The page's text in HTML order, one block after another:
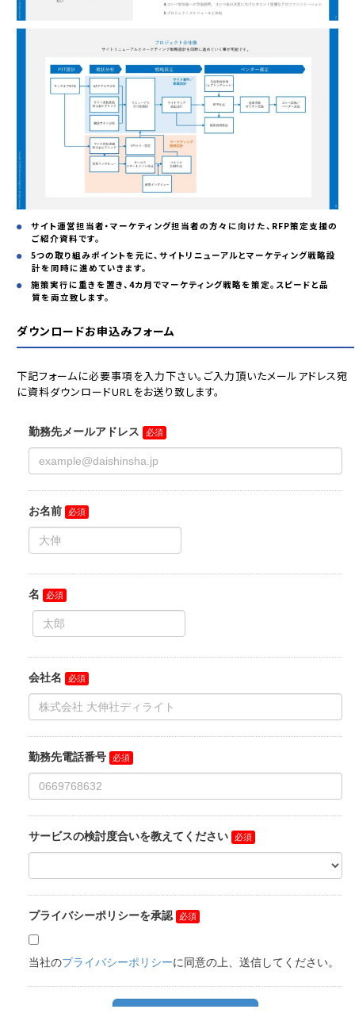
サイト運営担当者・マーケティング担当者の方々に向けた、RFP策定支援の
ご紹介資料です。
5つの取り組みポイントを元に、サイトリニューアルとマーケティング戦略設
計を同時に進めていきます。
施策実行に重きを置き、4カ月でマーケティング戦略を策定。スピードと品
質を両立致します。
ダウンロードお申込みフォーム
下記フォームに必要事項を入力下さい。ご入力頂いたメールアドレス宛
に資料ダウンロードURLをお送り致します。